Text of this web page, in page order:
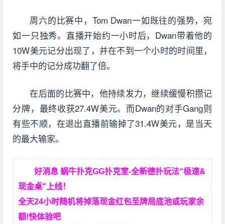
周六的比赛中，Tom Dwan一如既往的强势，宛
如一只独秀。直播开始约一小时后，Dwan带着他的
10W美元记分出现了，并在不到一个小时的时间里，
将手中的记分成功翻了倍。
在后面的比赛中，他持续发力，继续缓慢积攒记
分牌，最终收获27.4W美元。而Dwan的对手Gang则
有些不顺，在退出直播前输掉了31.4W美元，是当天
的最大输家。
好消息 蜗牛扑克GG扑克室-全新德扑玩法“极速&
现金桌"上线！
全天24小时随机将掉落现金红包至牌局底池或玩家余
额!快体验吧